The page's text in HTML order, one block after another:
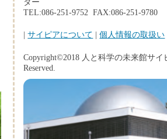
TEL:086-251-9752 FAX:086-251-9780
|サイピアについて |個人情報の取扱い
Copyright©2018 人と科学の未来館サイ
Reserved.